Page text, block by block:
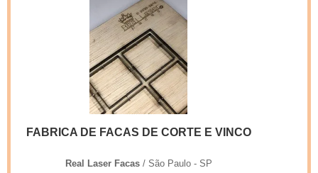
acabamento.Dicas para uma perfeita
montagemQuanto maior a precisão e
acabamento das peças, melhor e mais exato
FABRICA DE FACAS DE CORTE E VINCO
Real Laser Facas/ São Paulo - SP